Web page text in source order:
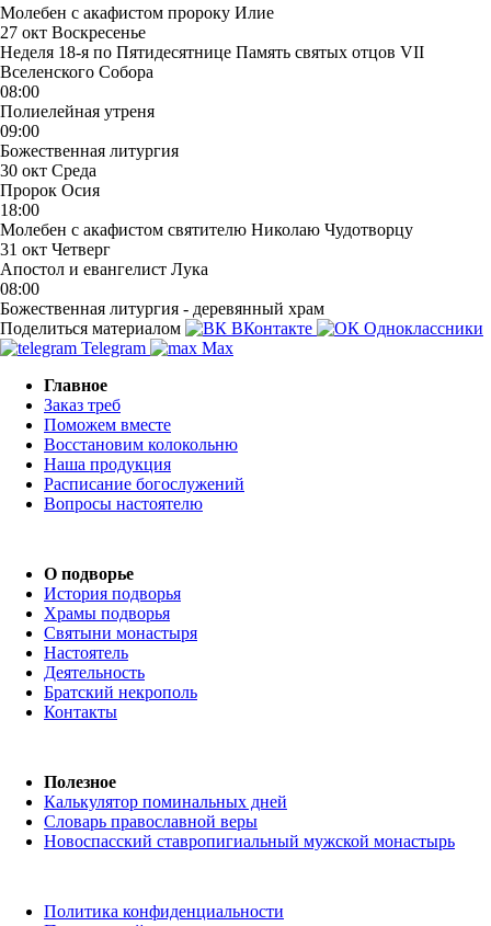
Молебен с акафистом пророку Илие
27 окт Воскресенье
Неделя 18-я по Пятидесятнице Память святых отцов VII
Вселенского Собора
08:00
Полиелейная утреня
09:00
Божественная литургия
30 окт Среда
Пророк Осия
18:00
Молебен с акафистом святителю Николаю Чудотворцу
31 окт Четверг
Апостол и евангелист Лука
08:00
Божественная литургия - деревянный храм
Поделиться материалом
ВКонтакте
Одноклассники
Telegram
Max
Главное
Заказ треб
Поможем вместе
Восстановим колокольню
Наша продукция
Расписание богослужений
Вопросы настоятелю
О подворье
История подворья
Храмы подворья
Святыни монастыря
Настоятель
Деятельность
Братский некрополь
Контакты
Полезное
Калькулятор поминальных дней
Словарь православной веры
Новоспасский ставропигиальный мужской монастырь
Политика конфиденциальности